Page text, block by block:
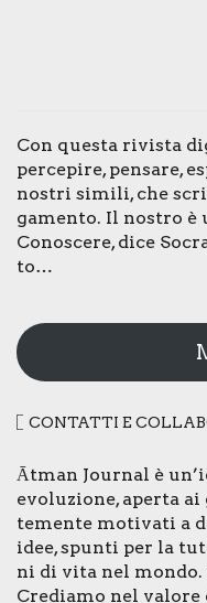
Con que­sta rivi­sta
per­ce­pi­re, pen­sa­re,
nostri simi­li, che
ga­men­to. Il nostro è
Cono­sce­re, dice
to…
CON­TAT­TI E
Ātman Jour­nal è
evo­lu­zio­ne, aper­ta
te­men­te moti­va­ti a
idee, spun­ti per la
ni di vita nel mon­do.
Cre­dia­mo nel valo­re